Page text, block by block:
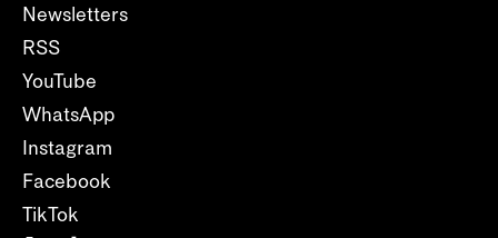
Newsletters
RSS
YouTube
WhatsApp
Instagram
Facebook
TikTok